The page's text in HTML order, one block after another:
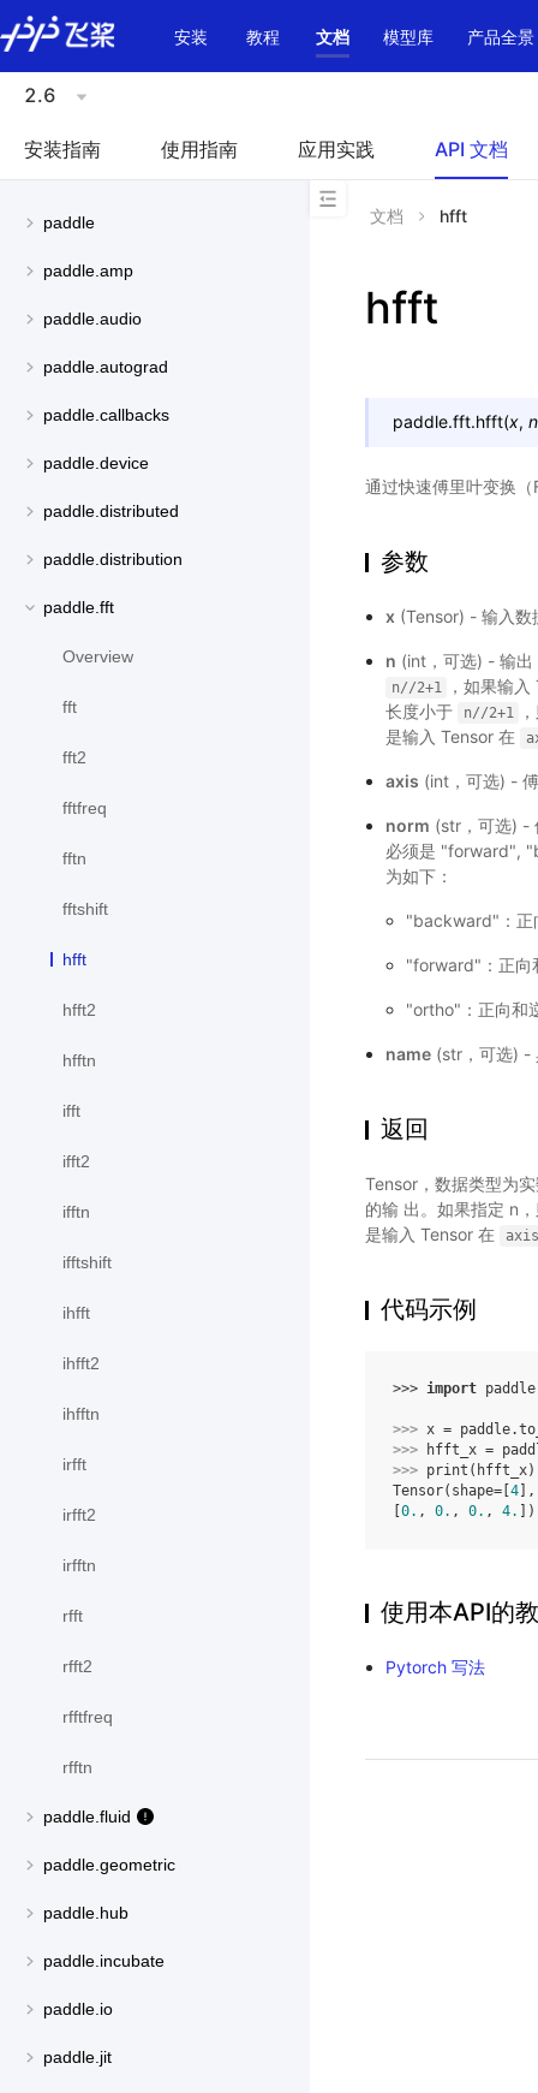
\u200E
安装
教程 文档 模型库 产品全景
2.6
安装指南 使用指南 应用实践 API 文档
paddle
paddle.amp
paddle.audio
paddle.autograd
paddle.callbacks
paddle.device
paddle.distributed
paddle.distribution
paddle.fft
Overview
fft
fft2
fftfreq
fftn
fftshift
hfft
hfft2
hfftn
ifft
ifft2
ifftn
ifftshift
ihfft
ihfft2
ihfftn
irfft
irfft2
irfftn
rfft
rfft2
rfftfreq
rfftn
paddle.fluid
paddle.geometric
paddle.hub
paddle.incubate
paddle.io
paddle.jit
文档 hfft
hfft
paddle.fft.hfft(x, n
通过快速傅里叶变换
参数
x (Tensor) - 输入数
n (int，可选) - 输出
n//2+1
，如果输
长度小于
n//2+1
是输入 Tensor 在
axis (int，可选) -
norm (str，可选) -
必须是 "forward",
为如下：
"backward"：正
"forward"：正向
"ortho"：正向和
name(str，可选) -
返回
Tensor，数据类型为
的输 出。如果指定 n
是输入 Tensor 在
axis
代码示例
>>> import paddle
>>> x = paddle.
>>>
hfft_x =
>>> print ( hfft_x)
Tensor(shape=[ 4
0. , 0. , 0. , 4. ])
使用本API的
Pytorch 写法